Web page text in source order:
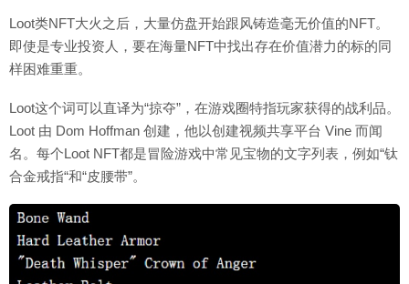
Loot类NFT大火之后，大量仿盘开始跟风铸造毫无价值的NFT。
即使是专业投资人，要在海量NFT中找出存在价值潜力的标的同
样困难重重。
Loot这个词可以直译为“掠夺”，在游戏圈特指玩家获得的战利品。
Loot 由 Dom Hoffman 创建，他以创建视频共享平台 Vine 而闻
名。每个Loot NFT都是冒险游戏中常见宝物的文字列表，例如“钛
合金戒指“和“皮腰带”。